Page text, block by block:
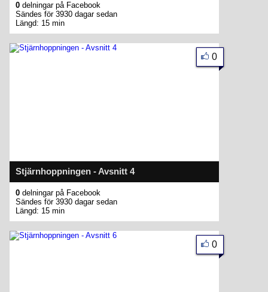
0 delningar på Facebook
Sändes för 3930 dagar sedan
Längd: 15 min
Stjärnhoppningen - Avsnitt 4
0
0 delningar på Facebook
Sändes för 3930 dagar sedan
Längd: 15 min
0